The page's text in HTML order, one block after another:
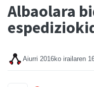
Albaolara
Aiurri 2016ko irailaren